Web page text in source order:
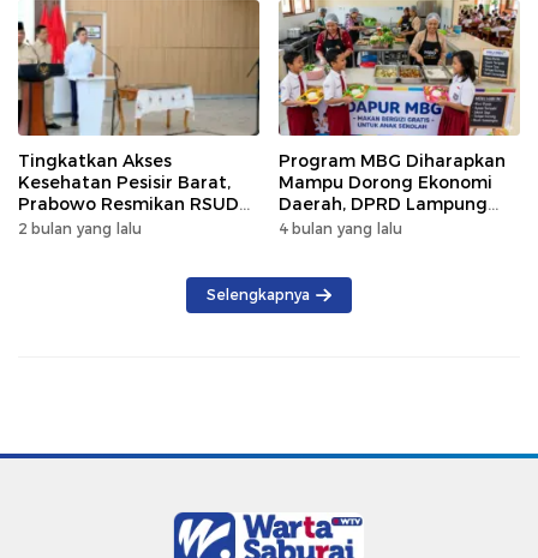
Tingkatkan Akses
Kesehatan Pesisir Barat,
Prabowo Resmikan RSUD
KH Muhammad Thohir
2 bulan yang lalu
Program MBG Diharapkan
Mampu Dorong Ekonomi
Daerah, DPRD Lampung
Tekankan Pemanfaatan
4 bulan yang lalu
Selengkapnya